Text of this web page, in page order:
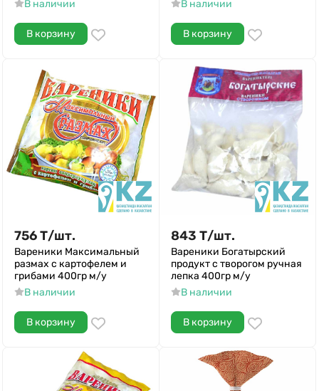
В наличии
В корзину
В наличии
В корзину
756Т/шт.
Вареники Максимальный
размах с картофелем и
грибами 400гр м/у
В наличии
В корзину
843 Т/шт.
Вареники Богатырский
продукт с творогом ручная
лепка 400гр м/у
В наличии
В корзину